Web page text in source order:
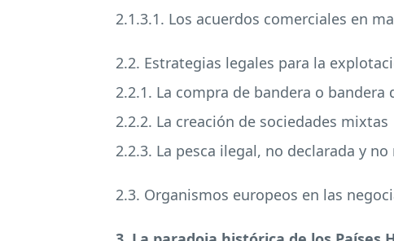
2.1.3.1. Los acuerdos comerciales en
2.2. Estrategias legales para la
2.2.1. La compra de bandera o bandera
2.2.2. La creación de sociedades mixtas
2.2.3. La pesca ilegal, no declarada y
2.3. Organismos europeos en las